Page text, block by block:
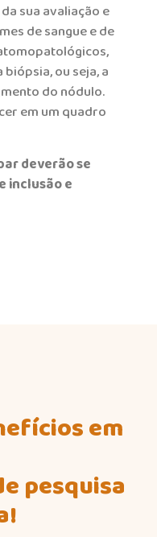
sua avaliação e
de sangue e de
ou seja, a
do nódulo.
em um quadro
deverão se
inclusão e
em
pesquisa